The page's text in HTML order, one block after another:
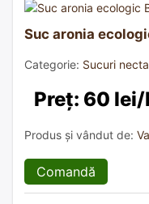
Suc aronia
Categorie: Sucuri
Preț: 60
Produs și vândut de:
Comandă